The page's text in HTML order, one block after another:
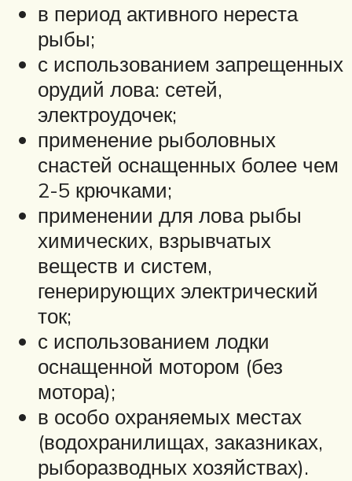
в период активного нереста
рыбы;
с использованием запрещенных
орудий лова: сетей,
электроудочек;
применение рыболовных
снастей оснащенных более чем
2-5 крючками;
применении для лова рыбы
химических, взрывчатых
веществ и систем,
генерирующих электрический
ток;
с использованием лодки
оснащенной мотором (без
мотора);
в особо охраняемых местах
(водохранилищах, заказниках,
рыборазводных хозяйствах).